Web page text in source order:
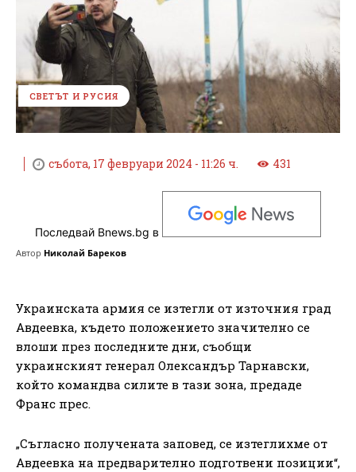
СВЕТЪТ И РУСИЯ
събота, 17 февруари 2024 - 11:26 ч. 431
Последвай Bnews.bg в
Автор Николай Бареков
Украинската армия се изтегли от източния град
Авдеевка, където положението значително се
влоши през последните дни, съобщи
украинският генерал Олександър Тарнавски,
който командва силите в тази зона, предаде
Франс прес.
„Съгласно получената заповед, се изтеглихме от
Авдеевка на предварително подготвени позиции“,